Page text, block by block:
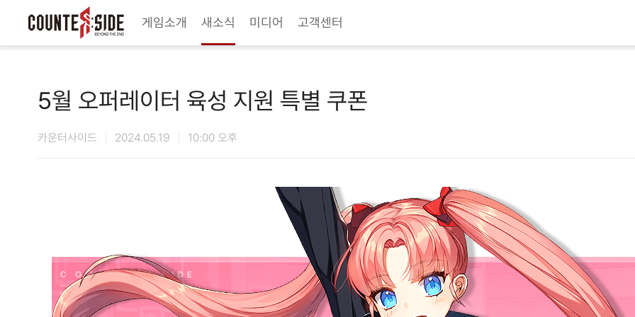
게임소개 새소식 미디어 고객센터
TwitterYoutubeNaver Game
Steam
5월 오퍼레이터 육성 지원 특별 쿠폰
카운터사이드 2024.05.19 10:00 오후